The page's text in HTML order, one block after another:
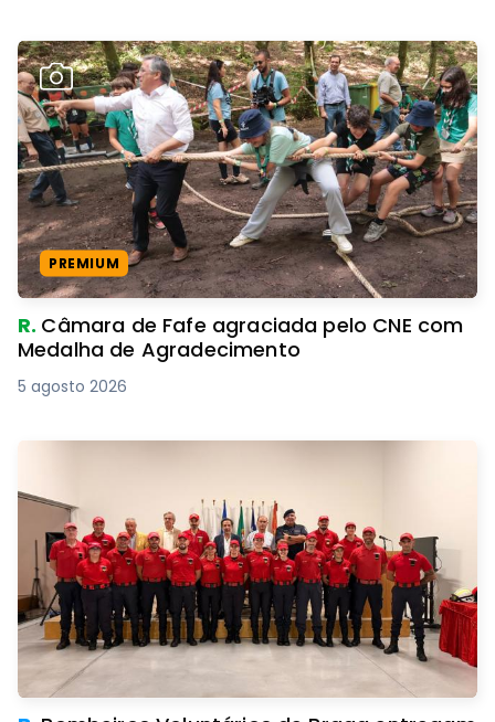
PREMIUM
R. Câmara de Fafe agraciada pelo CNE com
Medalha de Agradecimento
5 agosto 2026